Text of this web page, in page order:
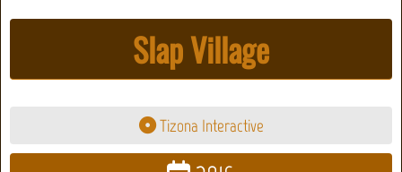
Slap Village
Tizona Interactive